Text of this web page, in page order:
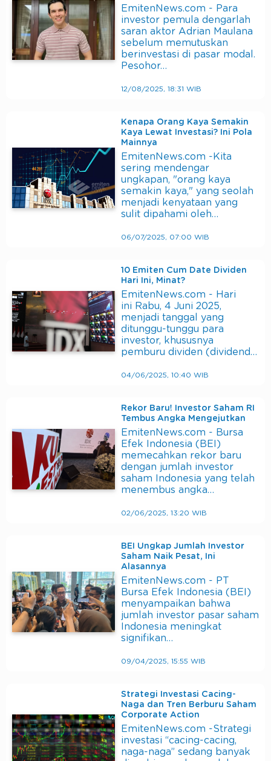
EmitenNews.com - Para
investor pemula dengarlah
saran aktor Adrian Maulana
sebelum memutuskan
berinvestasi di pasar modal.
Pesohor…
12/08/2025, 18:31 WIB
Kenapa Orang Kaya Semakin
Kaya Lewat Investasi? Ini Pola
Mainnya
EmitenNews.com -Kita
sering mendengar
ungkapan, "orang kaya
semakin kaya," yang seolah
menjadi kenyataan yang
sulit dipahami oleh…
06/07/2025, 07:00 WIB
10 Emiten Cum Date Dividen
Hari Ini, Minat?
EmitenNews.com - Hari
ini Rabu, 4 Juni 2025,
menjadi tanggal yang
ditunggu-tunggu para
investor, khususnya
pemburu dividen (dividend…
04/06/2025, 10:40 WIB
Rekor Baru! Investor Saham RI
Tembus Angka Mengejutkan
EmitenNews.com - Bursa
Efek Indonesia (BEI)
memecahkan rekor baru
dengan jumlah investor
saham Indonesia yang telah
menembus angka…
02/06/2025, 13:20 WIB
BEI Ungkap Jumlah Investor
Saham Naik Pesat, Ini
Alasannya
EmitenNews.com - PT
Bursa Efek Indonesia (BEI)
menyampaikan bahwa
jumlah investor pasar saham
Indonesia meningkat
signifikan…
09/04/2025, 15:55 WIB
Strategi Investasi Cacing-
Naga dan Tren Berburu Saham
Corporate Action
EmitenNews.com -Strategi
investasi “cacing-cacing,
naga-naga” sedang banyak